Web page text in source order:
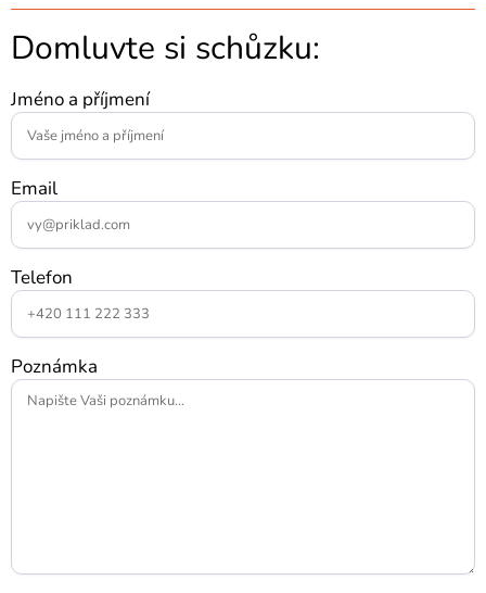
Domluvte si schůzku:
Jméno a příjmení
Email
Telefon
Poznámka